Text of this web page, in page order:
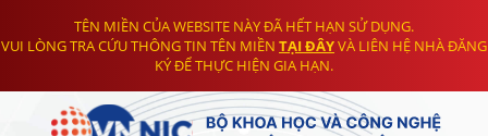
TÊN MIỀN CỦA WEBSITE NÀY ĐÃ HẾT HẠN SỬ DỤNG.
VUI LÒNG TRA CỨU THÔNG TIN TÊN MIỀN TẠI ĐÂYVÀ LIÊN HỆ NHÀ ĐĂNG
KÝ ĐỂ THỰC HIỆN GIA HẠN.